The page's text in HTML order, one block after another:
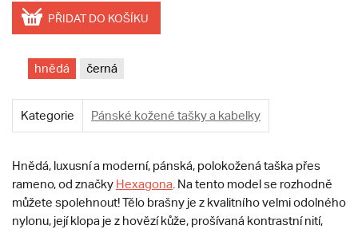
PŘIDAT DO KOŠÍKU
hnědá černá
Kategorie Pánské kožené tašky a kabelky
Hnědá, luxusní a moderní, pánská, polokožená taška přes
rameno, od značky Hexagona . Na tento model se rozhodně
můžete spolehnout! Tělo brašny je z kvalitního velmi odolného
nylonu, její klopa je z hovězí kůže, prošívaná kontrastní nití,